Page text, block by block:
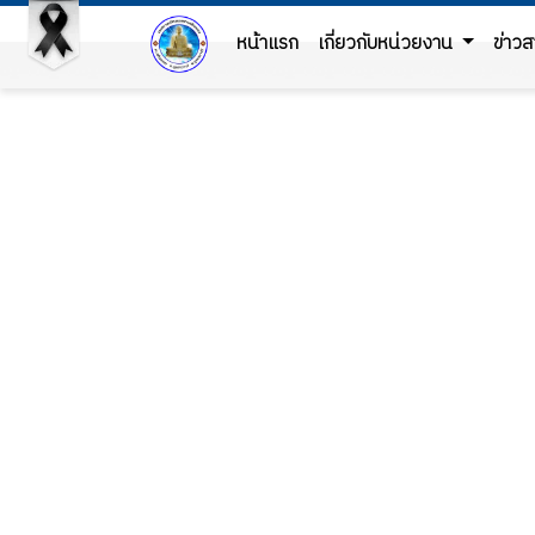
หน้าแรก เกี่ยวกับหน่วยงาน ข่าว